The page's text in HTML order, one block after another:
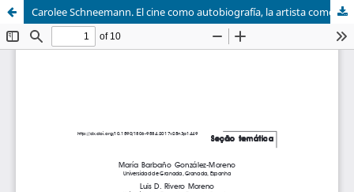
Carolee Schneemann. El cine como autobiografía, la artista como actriz, el cuerpo como pincel